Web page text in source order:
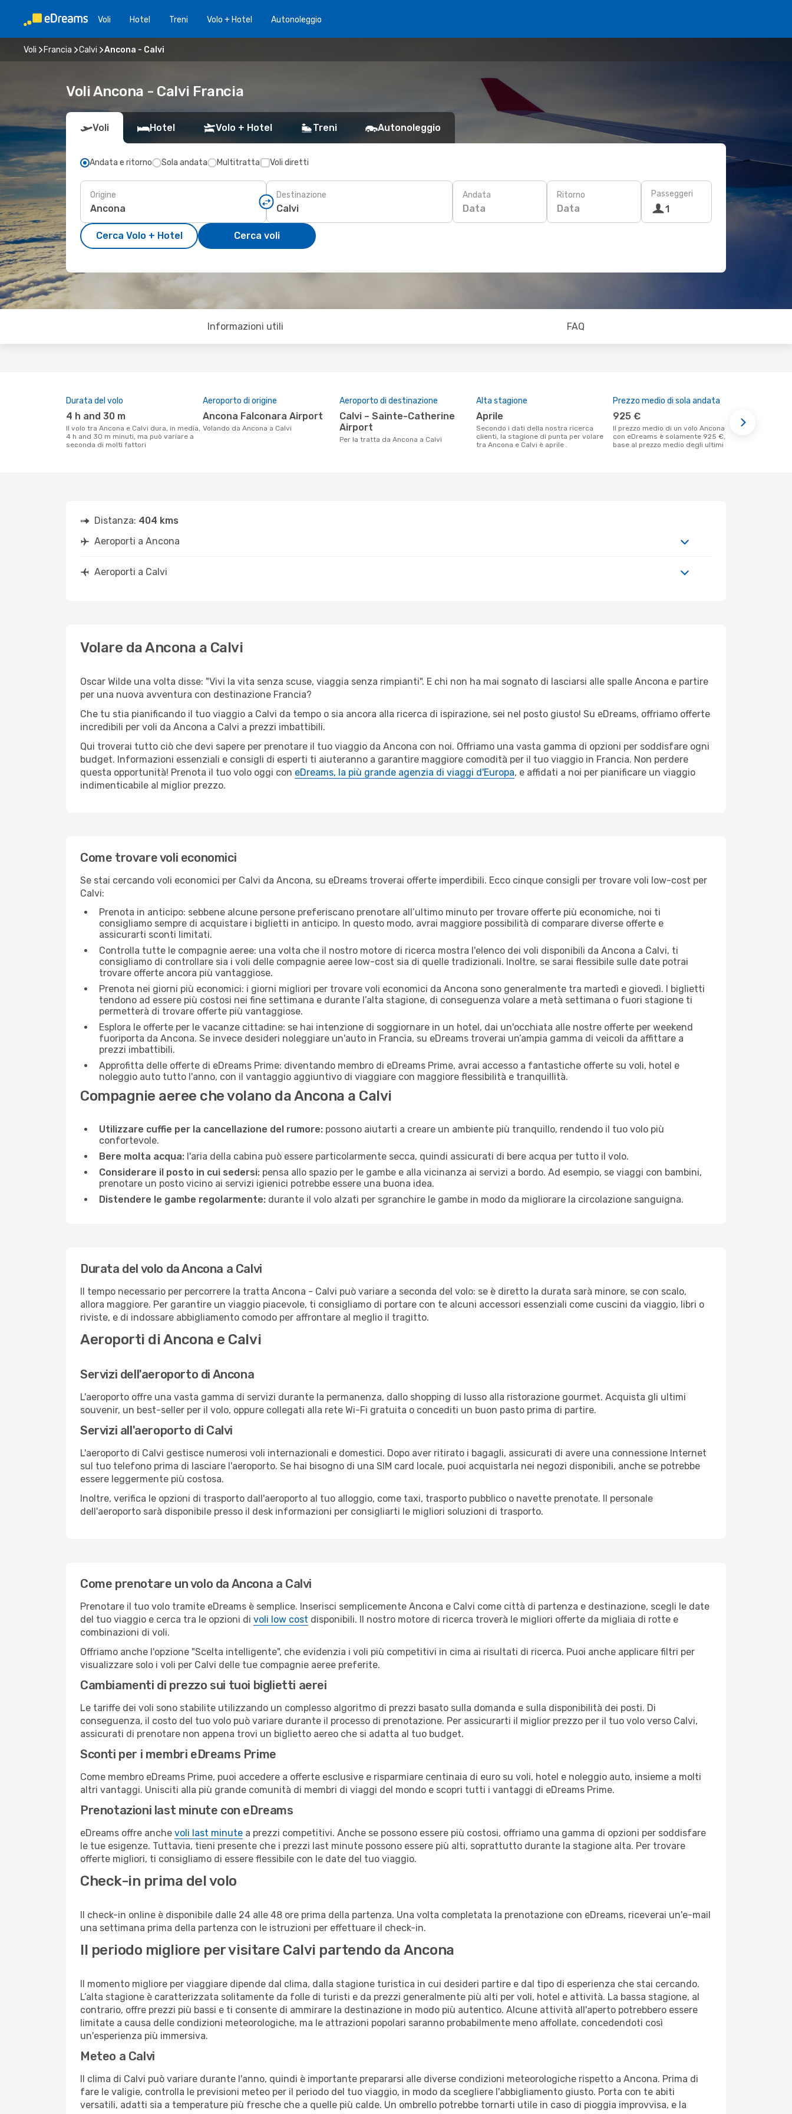
Voli Hotel Treni Volo + Hotel Autonoleggio
Voli Francia Calvi Ancona - Calvi
Voli Ancona - Calvi Francia
Voli Hotel Volo + Hotel Treni Autonoleggio
Andata e ritorno Sola andata Multitratta Voli diretti
Origine Destinazione Andata
Data
Ritorno
Data
Passeggeri
1
Cerca Volo + Hotel Cerca voli
Informazioni utili FAQ
Durata del volo
4 h and 30 m
Il volo tra Ancona e Calvi dura, in media,
4 h and 30 m minuti, ma può variare a
seconda di molti fattori
Aeroporto di origine
Ancona Falconara Airport
Volando da Ancona a Calvi
Aeroporto di destinazione
Calvi – Sainte-Catherine
Airport
Per la tratta da Ancona a Calvi
Alta stagione
aprile
Secondo i dati della nostra ricerca
clienti, la stagione di punta per volare
tra Ancona e Calvi è aprile .
Prezzo medio di sola andata
925 €
Il prezzo medio di un volo Ancona - Calvi
con eDreams è solamente 925 €, in
base al prezzo medio degli ultimi mesi.
Distanza: 404 kms
Aeroporti a Ancona
Aeroporti a Calvi
Volare da Ancona a Calvi
Oscar Wilde una volta disse: "Vivi la vita senza scuse, viaggia senza rimpianti". E chi non ha mai sognato di lasciarsi alle spalle Ancona e partire
per una nuova avventura con destinazione Francia?
Che tu stia pianificando il tuo viaggio a Calvi da tempo o sia ancora alla ricerca di ispirazione, sei nel posto giusto! Su eDreams, offriamo offerte
incredibili per voli da Ancona a Calvi a prezzi imbattibili.
Qui troverai tutto ciò che devi sapere per prenotare il tuo viaggio da Ancona con noi. Offriamo una vasta gamma di opzioni per soddisfare ogni
budget. Informazioni essenziali e consigli di esperti ti aiuteranno a garantire maggiore comodità per il tuo viaggio in Francia. Non perdere
questa opportunità! Prenota il tuo volo oggi con eDreams, la più grande agenzia di viaggi d'Europa, e affidati a noi per pianificare un viaggio
indimenticabile al miglior prezzo.
Come trovare voli economici
Se stai cercando voli economici per Calvi da Ancona, su eDreams troverai offerte imperdibili. Ecco cinque consigli per trovare voli low-cost per
Calvi:
Prenota in anticipo: sebbene alcune persone preferiscano prenotare all’ultimo minuto per trovare offerte più economiche, noi ti
consigliamo sempre di acquistare i biglietti in anticipo. In questo modo, avrai maggiore possibilità di comparare diverse offerte e
assicurarti sconti limitati.
Controlla tutte le compagnie aeree: una volta che il nostro motore di ricerca mostra l'elenco dei voli disponibili da Ancona a Calvi, ti
consigliamo di controllare sia i voli delle compagnie aeree low-cost sia di quelle tradizionali. Inoltre, se sarai flessibile sulle date potrai
trovare offerte ancora più vantaggiose.
Prenota nei giorni più economici: i giorni migliori per trovare voli economici da Ancona sono generalmente tra martedì e giovedì. I biglietti
tendono ad essere più costosi nei fine settimana e durante l’alta stagione, di conseguenza volare a metà settimana o fuori stagione ti
permetterà di trovare offerte più vantaggiose.
Esplora le offerte per le vacanze cittadine: se hai intenzione di soggiornare in un hotel, dai un'occhiata alle nostre offerte per weekend
fuoriporta da Ancona. Se invece desideri noleggiare un'auto in Francia, su eDreams troverai un’ampia gamma di veicoli da affittare a
prezzi imbattibili.
Approfitta delle offerte di eDreams Prime: diventando membro di eDreams Prime, avrai accesso a fantastiche offerte su voli, hotel e
noleggio auto tutto l'anno, con il vantaggio aggiuntivo di viaggiare con maggiore flessibilità e tranquillità.
Compagnie aeree che volano da Ancona a Calvi
Utilizzare cuffie per la cancellazione del rumore: possono aiutarti a creare un ambiente più tranquillo, rendendo il tuo volo più
confortevole.
Bere molta acqua: l'aria della cabina può essere particolarmente secca, quindi assicurati di bere acqua per tutto il volo.
Considerare il posto in cui sedersi: pensa allo spazio per le gambe e alla vicinanza ai servizi a bordo. Ad esempio, se viaggi con bambini,
prenotare un posto vicino ai servizi igienici potrebbe essere una buona idea.
Distendere le gambe regolarmente: durante il volo alzati per sgranchire le gambe in modo da migliorare la circolazione sanguigna.
Durata del volo da Ancona a Calvi
Il tempo necessario per percorrere la tratta Ancona - Calvi può variare a seconda del volo: se è diretto la durata sarà minore, se con scalo,
allora maggiore. Per garantire un viaggio piacevole, ti consigliamo di portare con te alcuni accessori essenziali come cuscini da viaggio, libri o
riviste, e di indossare abbigliamento comodo per affrontare al meglio il tragitto.
Aeroporti di Ancona e Calvi
Servizi dell'aeroporto di Ancona
L'aeroporto offre una vasta gamma di servizi durante la permanenza, dallo shopping di lusso alla ristorazione gourmet. Acquista gli ultimi
souvenir, un best-seller per il volo, oppure collegati alla rete Wi-Fi gratuita o concediti un buon pasto prima di partire.
Servizi all'aeroporto di Calvi
L'aeroporto di Calvi gestisce numerosi voli internazionali e domestici. Dopo aver ritirato i bagagli, assicurati di avere una connessione Internet
sul tuo telefono prima di lasciare l'aeroporto. Se hai bisogno di una SIM card locale, puoi acquistarla nei negozi disponibili, anche se potrebbe
essere leggermente più costosa.
Inoltre, verifica le opzioni di trasporto dall'aeroporto al tuo alloggio, come taxi, trasporto pubblico o navette prenotate. Il personale
dell'aeroporto sarà disponibile presso il desk informazioni per consigliarti le migliori soluzioni di trasporto.
Come prenotare un volo da Ancona a Calvi
Prenotare il tuo volo tramite eDreams è semplice. Inserisci semplicemente Ancona e Calvi come città di partenza e destinazione, scegli le date
del tuo viaggio e cerca tra le opzioni di voli low cost disponibili. Il nostro motore di ricerca troverà le migliori offerte da migliaia di rotte e
combinazioni di voli.
Offriamo anche l'opzione "Scelta intelligente", che evidenzia i voli più competitivi in cima ai risultati di ricerca. Puoi anche applicare filtri per
visualizzare solo i voli per Calvi delle tue compagnie aeree preferite.
Cambiamenti di prezzo sui tuoi biglietti aerei
Le tariffe dei voli sono stabilite utilizzando un complesso algoritmo di prezzi basato sulla domanda e sulla disponibilità dei posti. Di
conseguenza, il costo del tuo volo può variare durante il processo di prenotazione. Per assicurarti il miglior prezzo per il tuo volo verso Calvi,
assicurati di prenotare non appena trovi un biglietto aereo che si adatta al tuo budget.
Sconti per i membri eDreams Prime
Come membro eDreams Prime, puoi accedere a offerte esclusive e risparmiare centinaia di euro su voli, hotel e noleggio auto, insieme a molti
altri vantaggi. Unisciti alla più grande comunità di membri di viaggi del mondo e scopri tutti i vantaggi di eDreams Prime.
Prenotazioni last minute con eDreams
eDreams offre anche voli last minute a prezzi competitivi. Anche se possono essere più costosi, offriamo una gamma di opzioni per soddisfare
le tue esigenze. Tuttavia, tieni presente che i prezzi last minute possono essere più alti, soprattutto durante la stagione alta. Per trovare
offerte migliori, ti consigliamo di essere flessibile con le date del tuo viaggio.
Check-in prima del volo
Il check-in online è disponibile dalle 24 alle 48 ore prima della partenza. Una volta completata la prenotazione con eDreams, riceverai un'e-mail
una settimana prima della partenza con le istruzioni per effettuare il check-in.
Il periodo migliore per visitare Calvi partendo da Ancona
Il momento migliore per viaggiare dipende dal clima, dalla stagione turistica in cui desideri partire e dal tipo di esperienza che stai cercando.
L’alta stagione è caratterizzata solitamente da folle di turisti e da prezzi generalmente più alti per voli, hotel e attività. La bassa stagione, al
contrario, offre prezzi più bassi e ti consente di ammirare la destinazione in modo più autentico. Alcune attività all'aperto potrebbero essere
limitate a causa delle condizioni meteorologiche, ma le attrazioni popolari saranno probabilmente meno affollate, concedendoti così
un'esperienza più immersiva.
Meteo a Calvi
Il clima di Calvi può variare durante l'anno, quindi è importante prepararsi alle diverse condizioni meteorologiche rispetto a Ancona. Prima di
fare le valigie, controlla le previsioni meteo per il periodo del tuo viaggio, in modo da scegliere l'abbigliamento giusto. Porta con te abiti
versatili, adatti sia a temperature più fresche che a quelle più calde. Un ombrello potrebbe tornarti utile in caso di pioggia improvvisa, e la